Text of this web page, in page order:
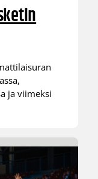
ja viimeksi